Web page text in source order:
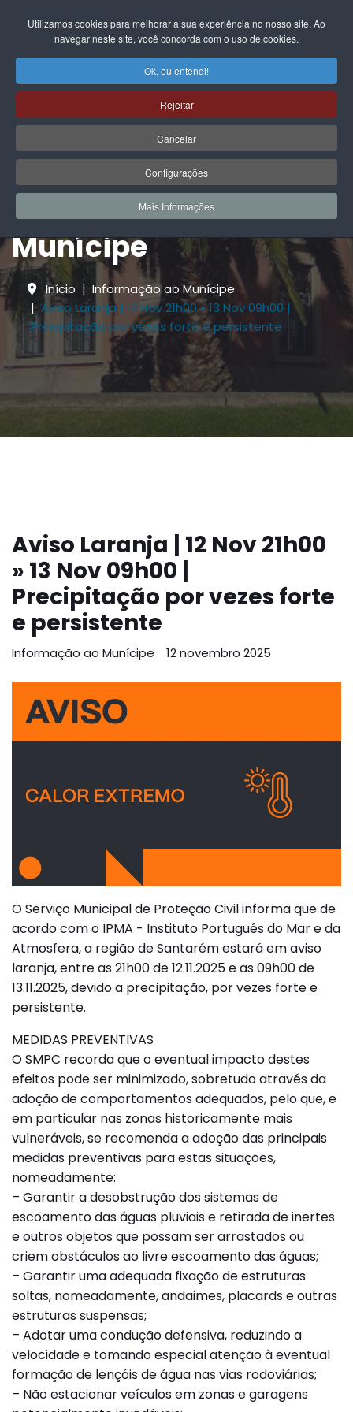
FR ES
Informação ao
Munícipe
Início
Informação ao Munícipe
Aviso Laranja | 12 Nov 21h00 » 13 Nov 09h00 |
Precipitação por vezes forte e persistente
Aviso Laranja | 12 Nov 21h00
» 13 Nov 09h00 |
Precipitação por vezes forte
e persistente
Informação ao Munícipe 12 novembro 2025
O Serviço Municipal de Proteção Civil informa que de
acordo com o IPMA - Instituto Português do Mar e da
Atmosfera, a região de Santarém estará em aviso
laranja, entre as 21h00 de 12.11.2025 e as 09h00 de
13.11.2025, devido a precipitação, por vezes forte e
persistente.
MEDIDAS PREVENTIVAS
O SMPC recorda que o eventual impacto destes
efeitos pode ser minimizado, sobretudo através da
adoção de comportamentos adequados, pelo que, e
em particular nas zonas historicamente mais
vulneráveis, se recomenda a adoção das principais
medidas preventivas para estas situações,
nomeadamente:
– Garantir a desobstrução dos sistemas de
escoamento das águas pluviais e retirada de inertes
e outros objetos que possam ser arrastados ou
criem obstáculos ao livre escoamento das águas;
– Garantir uma adequada fixação de estruturas
soltas, nomeadamente, andaimes, placards e outras
estruturas suspensas;
– Adotar uma condução defensiva, reduzindo a
velocidade e tomando especial atenção à eventual
formação de lençóis de água nas vias rodoviárias;
– Não estacionar veículos em zonas e garagens
Utilizamos cookies para melhorar a sua experiência no nosso site. Ao
navegar neste site, você concorda com o uso de cookies.
Ok, eu entendi!
Rejeitar
Cancelar
Configurações
Mais Informações